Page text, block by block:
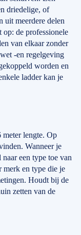
driedelige, of
uit meerdere delen
op: de professionele
van elkaar zonder
-en regelgeving
worden en
ladder kan je
lengte. Op
Wanneer je
een type toe van
merk en type die je
Houdt bij de
zetten van de